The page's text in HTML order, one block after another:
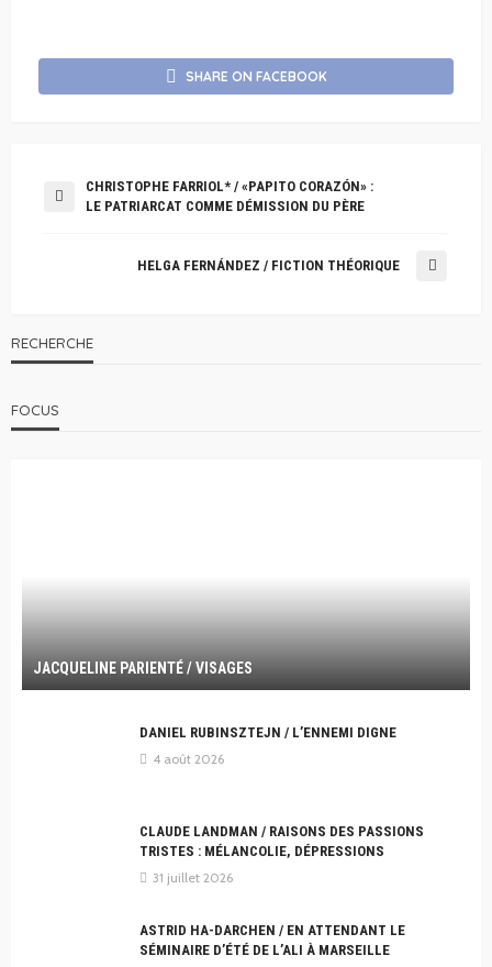
SHARE ON FACEBOOK
CHRISTOPHE FARRIOL* / «PAPITO CORAZÓN» :
LE PATRIARCAT COMME DÉMISSION DU PÈRE
HELGA FERNÁNDEZ / FICTION THÉORIQUE
RECHERCHE
FOCUS
JACQUELINE PARIENTÉ / VISAGES
DANIEL RUBINSZTEJN / L’ENNEMI DIGNE
4 août 2026
CLAUDE LANDMAN / RAISONS DES PASSIONS
TRISTES : MÉLANCOLIE, DÉPRESSIONS
31 juillet 2026
ASTRID HA-DARCHEN / EN ATTENDANT LE
SÉMINAIRE D’ÉTÉ DE L’ALI À MARSEILLE